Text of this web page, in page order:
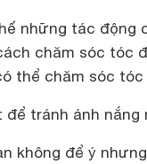
những tác động
chăm sóc tóc
thể chăm sóc
để tránh ánh
không để ý